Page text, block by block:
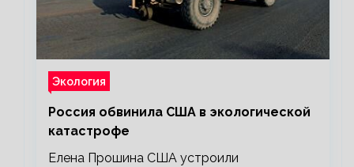
Экология
Россия обвинила США в экологической
катастрофе
Елена Прошина США устроили